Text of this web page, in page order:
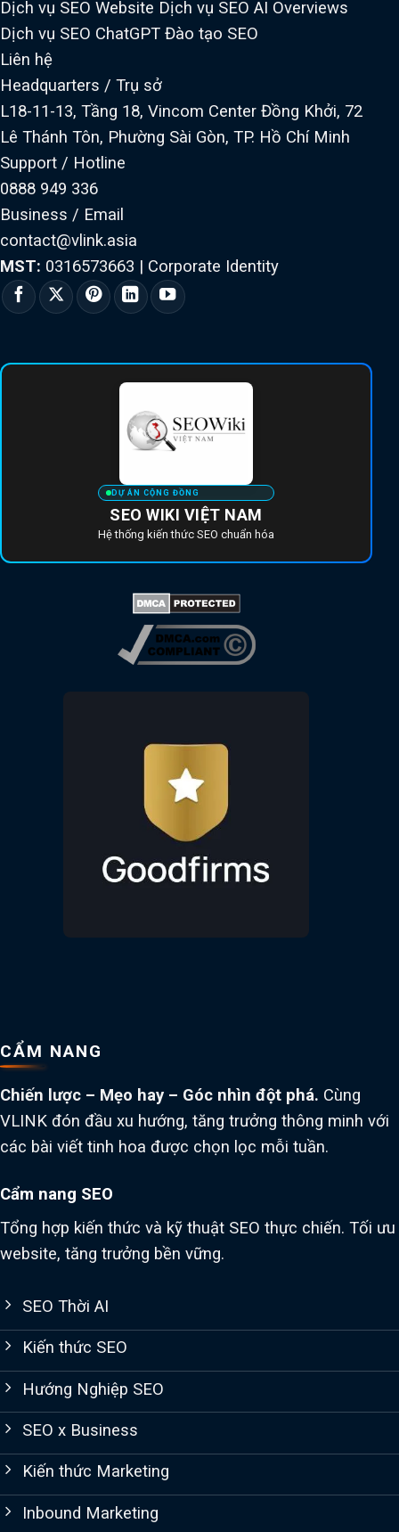
Dịch vụ SEO Website Dịch vụ SEO AI Overviews
Dịch vụ SEO ChatGPT Đào tạo SEO
Liên hệ
Headquarters / Trụ sở
L18-11-13, Tầng 18, Vincom Center Đồng Khởi, 72
Lê Thánh Tôn, Phường Sài Gòn, TP. Hồ Chí Minh
Support / Hotline
0888 949 336
Business / Email
contact@vlink.asia
MST: 0316573663 | Corporate Identity
DỰ ÁN CỘNG ĐỒNG
SEO WIKI VIỆT NAM
Hệ thống kiến thức SEO chuẩn hóa
CẨM NANG
Chiến lược – Mẹo hay – Góc nhìn đột phá. Cùng
VLINK đón đầu xu hướng, tăng trưởng thông minh với
các bài viết tinh hoa được chọn lọc mỗi tuần.
Cẩm nang SEO
Tổng hợp kiến thức và kỹ thuật SEO thực chiến. Tối ưu
website, tăng trưởng bền vững.
SEO Thời AI
Kiến thức SEO
Hướng Nghiệp SEO
SEO x Business
Kiến thức Marketing
Inbound Marketing